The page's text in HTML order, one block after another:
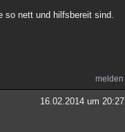
so nett und hilfsbereit sind.
melden
16.02.2014 um 20:27